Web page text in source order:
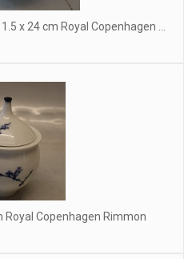
x 24 cm Royal Copenhagen ...
Copenhagen Rimmon